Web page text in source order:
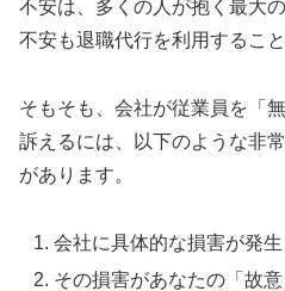
不安は、多くの人が抱く最大
不安も退職代行を利用するこ
そもそも、会社が従業員を「
訴えるには、以下のような非
があります。
会社に具体的な損害が発生
その損害があなたの「故